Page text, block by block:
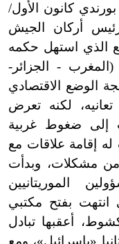
كانون الأول/
رئيس أركان الجيش
الذي استهل حكمه
- الجزائر-
الوضع الاقتصادي
تعانيه، لكنه تعرض
إلى ضغوط غربية
إقامة علاقات مع
من مشكلات، وبدأت
الموريتانيين
انتهت بفتح مكتبي
أعقبها تبادل
«بإسرائيل»، ومع